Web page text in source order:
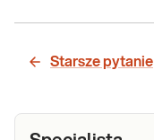
Starsze pytanie